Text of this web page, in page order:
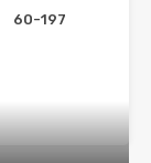
60-197